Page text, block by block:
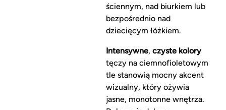
ściennym, nad biurkiem lub
bezpośrednio nad
dziecięcym łóżkiem.
Intensywne, czyste kolory
tęczy na ciemnofioletowym
tle stanowią mocny akcent
wizualny, który ożywia
jasne, monotonne wnętrza.